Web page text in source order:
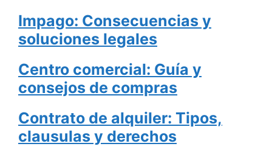
Impago: Consecuencias y
soluciones legales
Centro comercial: Guía y
consejos de compras
Contrato de alquiler: Tipos,
clausulas y derechos